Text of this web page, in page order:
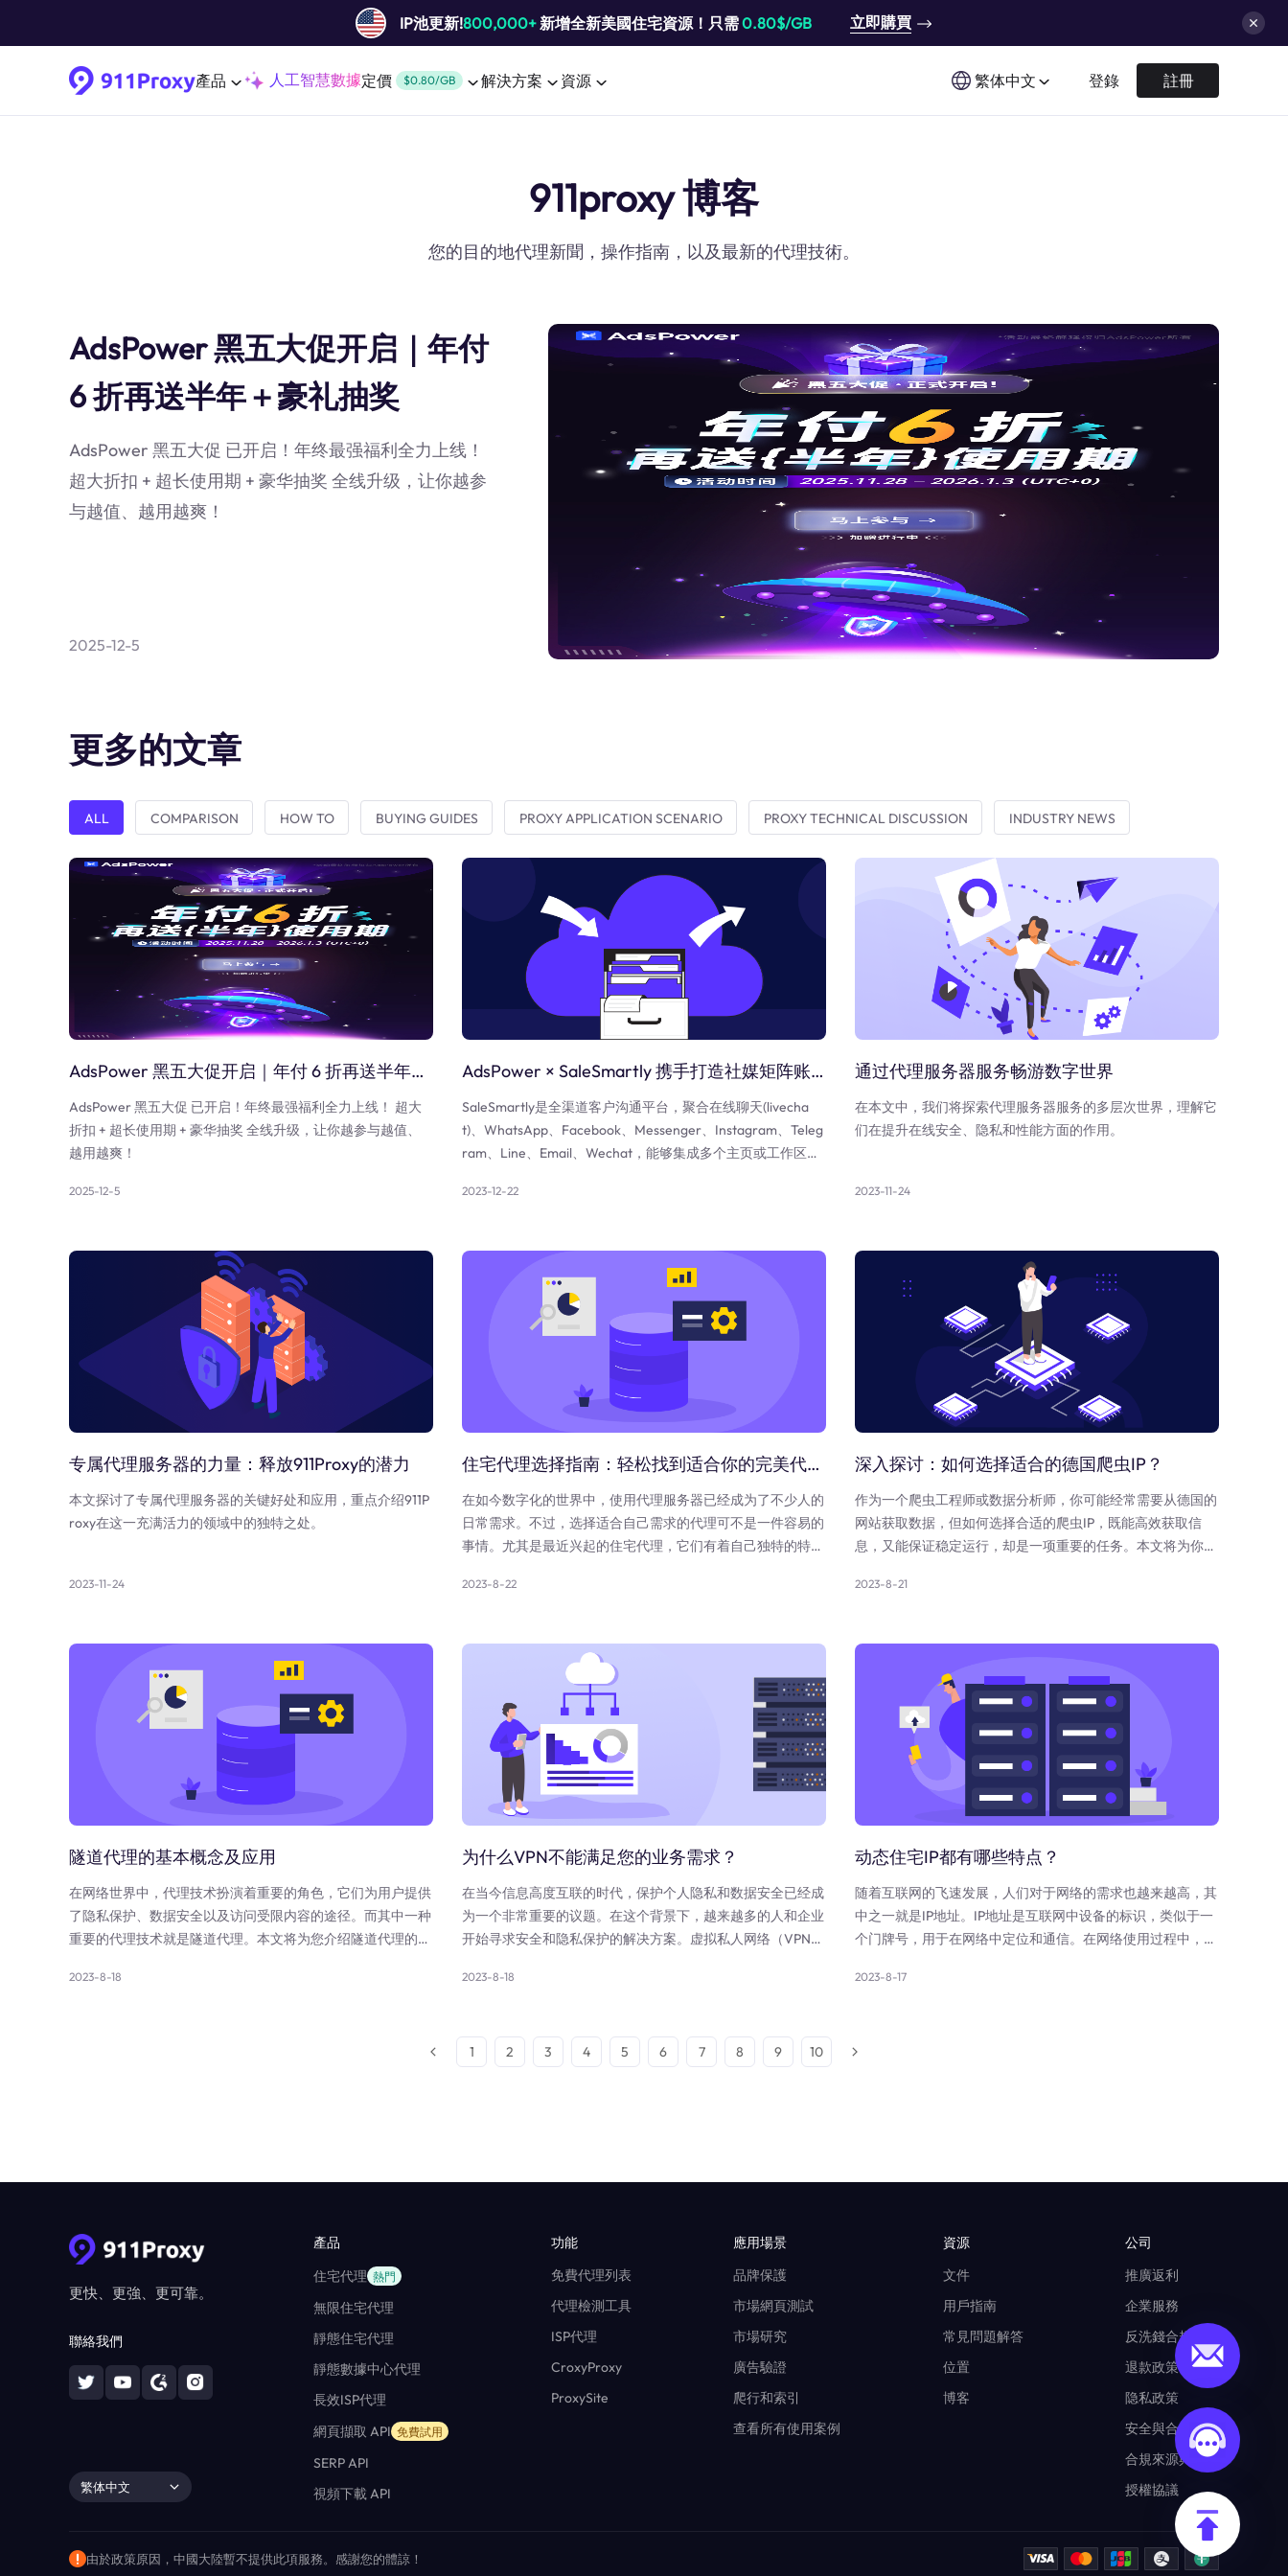
IP池更新!800,000+新增全新美國住宅資源！只需0.80$/GB 立即購買
產品 人工智慧數據定價 $0.80/GB 解決方案 資源 繁体中文 登錄 註冊
911proxy 博客
您的目的地代理新聞，操作指南，以及最新的代理技術。
AdsPower 黑五大促开启｜年付
6 折再送半年＋豪礼抽奖
AdsPower 黑五大促 已开启！年终最强福利全力上线！
超大折扣 + 超长使用期 + 豪华抽奖 全线升级，让你越参
与越值、越用越爽！
2025-12-5
更多的文章
ALL COMPARISON HOW TO BUYING GUIDES PROXY APPLICATION SCENARIO PROXY TECHNICAL DISCUSSION INDUSTRY NEWS
AdsPower 黑五大促开启｜年付 6 折再送半年＋豪礼抽奖
AdsPower 黑五大促 已开启！年终最强福利全力上线！ 超大
折扣 + 超长使用期 + 豪华抽奖 全线升级，让你越参与越值、
越用越爽！
2025-12-5
AdsPower × SaleSmartly 携手打造社媒矩阵账号运营方案
SaleSmartly是全渠道客户沟通平台，聚合在线聊天(livecha
t)、WhatsApp、Facebook、Messenger、Instagram、Teleg
ram、Line、Email、Wechat，能够集成多个主页或工作区，
2023-12-22
通过代理服务器服务畅游数字世界
在本文中，我们将探索代理服务器服务的多层次世界，理解它
们在提升在线安全、隐私和性能方面的作用。
2023-11-24
专属代理服务器的力量：释放911Proxy的潜力
本文探讨了专属代理服务器的关键好处和应用，重点介绍911P
roxy在这一充满活力的领域中的独特之处。
2023-11-24
住宅代理选择指南：轻松找到适合你的完美代理！
在如今数字化的世界中，使用代理服务器已经成为了不少人的
日常需求。不过，选择适合自己需求的代理可不是一件容易的
事情。尤其是最近兴起的住宅代理，它们有着自己独特的特点
适合你需求的住宅代理。
2023-8-22
深入探讨：如何选择适合的德国爬虫IP？
作为一个爬虫工程师或数据分析师，你可能经常需要从德国的
网站获取数据，但如何选择合适的爬虫IP，既能高效获取信
息，又能保证稳定运行，却是一项重要的任务。本文将为你详
2023-8-21
隧道代理的基本概念及应用
在网络世界中，代理技术扮演着重要的角色，它们为用户提供
了隐私保护、数据安全以及访问受限内容的途径。而其中一种
重要的代理技术就是隧道代理。本文将为您介绍隧道代理的基
2023-8-18
为什么VPN不能满足您的业务需求？
在当今信息高度互联的时代，保护个人隐私和数据安全已经成
为一个非常重要的议题。在这个背景下，越来越多的人和企业
开始寻求安全和隐私保护的解决方案。虚拟私人网络（VPN）
线隐私和数据安全。然而，尽管VPN在某些情况下是有效的，
好的选择。
2023-8-18
动态住宅IP都有哪些特点？
随着互联网的飞速发展，人们对于网络的需求也越来越高，其
中之一就是IP地址。IP地址是互联网中设备的标识，类似于一
个门牌号，用于在网络中定位和通信。在网络使用过程中，有
重点探讨动态住宅IP的特点，帮助读者更好地了解这一概念及
2023-8-17
1 2 3 4 5 6 7 8 9 10
更快、更強、更可靠。
聯絡我們
繁体中文
產品
住宅代理 熱門
無限住宅代理
靜態住宅代理
靜態數據中心代理
長效ISP代理
網頁擷取 API 免費試用
SERP API
視頻下載 API
功能
免費代理列表
代理檢測工具
ISP代理
CroxyProxy
ProxySite
應用場景
品牌保護
市場網頁測試
市場研究
廣告驗證
爬行和索引
查看所有使用案例
資源
文件
用戶指南
常見問題解答
位置
博客
公司
推廣返利
企業服務
反洗錢合規計劃
退款政策
隐私政策
安全與合規
合規來源與使用
授權協議
由於政策原因，中國大陸暫不提供此項服務。感謝您的體諒！